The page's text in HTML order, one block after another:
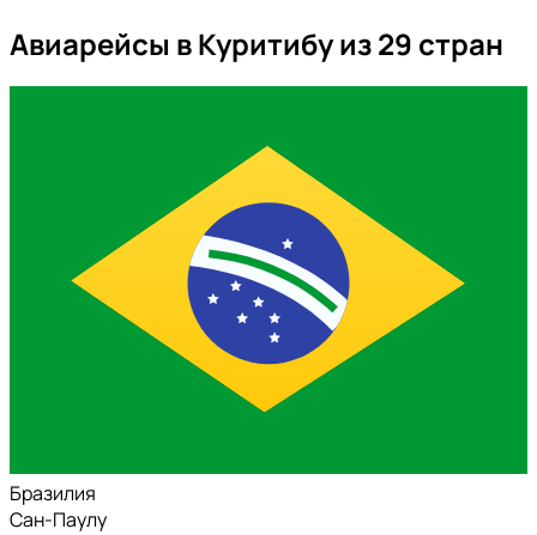
Авиарейсы в Куритибу из 29 стран
Бразилия
Сан-Паулу